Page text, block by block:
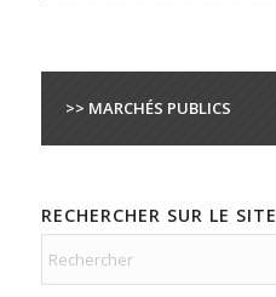
>> MARCHÉS PUBLICS
RECHERCHER SUR LE SITE